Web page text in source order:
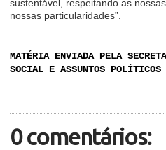
sustentável, respeitando as
nossas particularidades”.
MATÉRIA ENVIADA PELA
SOCIAL E ASSUNTOS POLÍTICOS
0 comentários: